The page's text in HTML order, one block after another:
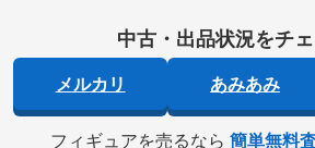
中古・出品状況をチェ
メルカリ あみあみ
フィギュアを売るなら 簡単無料